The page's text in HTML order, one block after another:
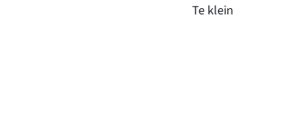
Te klein